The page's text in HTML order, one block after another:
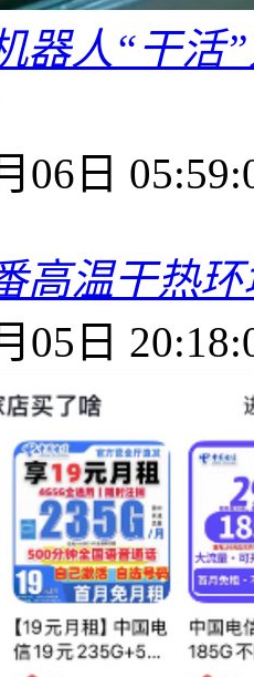
器人“干活
06日
高温干热
05日